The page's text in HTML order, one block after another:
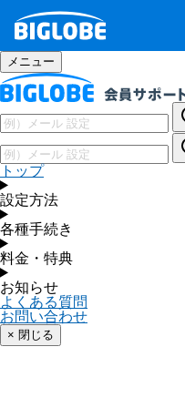
メニュー
トップ
設定方法
各種手続き
料金・特典
お知らせ
よくある質問
お問い合わせ
× 閉じる